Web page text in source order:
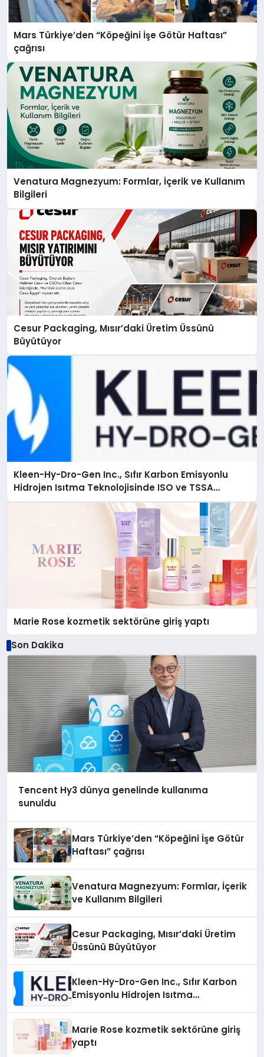
Mars Türkiye’den “Köpeğini İşe Götür Haftası”
çağrısı
Venatura Magnezyum: Formlar, İçerik ve Kullanım
Bilgileri
Cesur Packaging, Mısır’daki Üretim Üssünü
Büyütüyor
Kleen-Hy-Dro-Gen Inc., Sıfır Karbon Emisyonlu
Hidrojen Isıtma Teknolojisinde ISO ve TSSA
Düzenleyici Onaylarını Aldı
Marie Rose kozmetik sektörüne giriş yaptı
Son Dakika
Tencent Hy3 dünya genelinde kullanıma
sunuldu
Mars Türkiye’den “Köpeğini İşe Götür
Haftası” çağrısı
Venatura Magnezyum: Formlar, İçerik
ve Kullanım Bilgileri
Cesur Packaging, Mısır’daki Üretim
Üssünü Büyütüyor
Kleen-Hy-Dro-Gen Inc., Sıfır Karbon
Emisyonlu Hidrojen Isıtma
Marie Rose kozmetik sektörüne giriş
yaptı